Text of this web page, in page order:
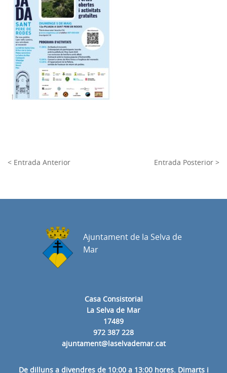
< Entrada Anterior Entrada Posterior >
Casa Consistorial
La Selva de Mar
17489
972 387 228
ajuntament@laselvademar.cat
De dilluns a divendres de 10:00 a 13:00 hores. Dimarts i
Ajuntament de la Selva de
Mar